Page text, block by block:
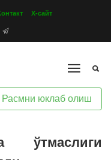
Х-сайт
Расмни юклаб олиш
ўтмаслиги